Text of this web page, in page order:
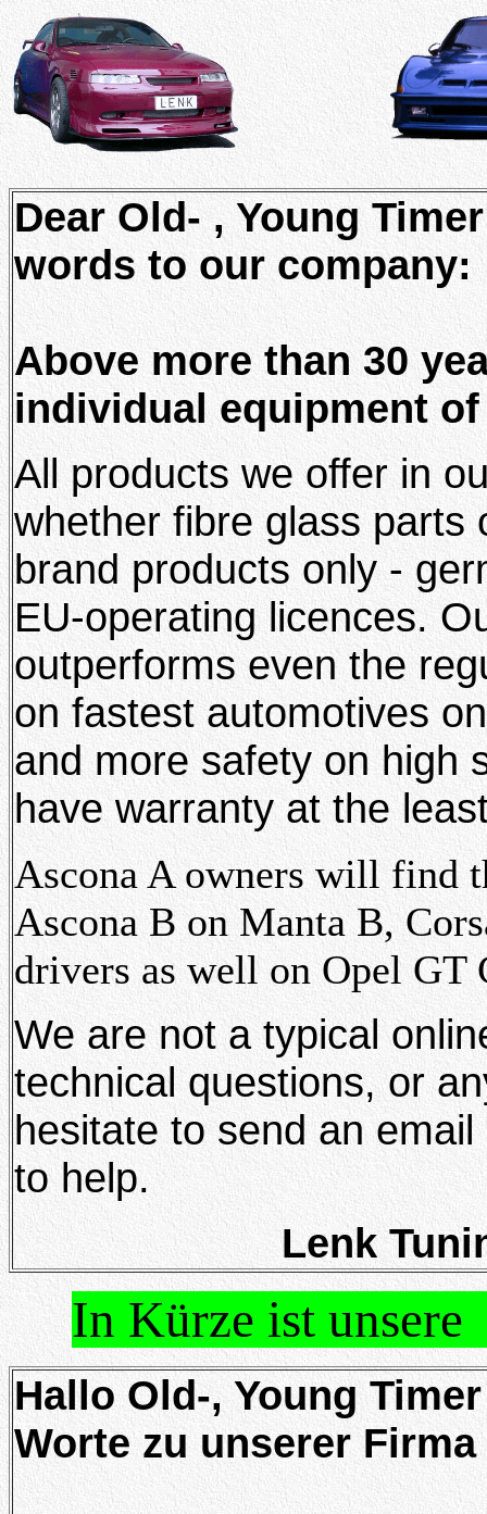
Dear Old- , Young
words to our company:
Above more than 30
individual equipment
All products we offer in
whether fibre glass parts
brand products only -
EU-operating licences.
outperforms even the
on fastest automotives
and more safety on high
have warranty at the
Ascona A owners will find
Ascona B on Manta B,
drivers as well on Opel GT
We are not a typical
technical questions, or
hesitate to send an
to help.
Lenk
In Kürze ist
Hallo Old-, Young
Worte zu unserer Firma